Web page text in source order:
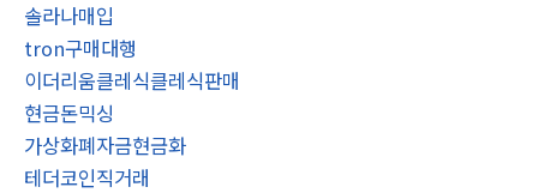
솔라나매입
tron구매대행
이더리움클레식클레식판매
현금돈믹싱
가상화폐자금현금화
테더코인직거래